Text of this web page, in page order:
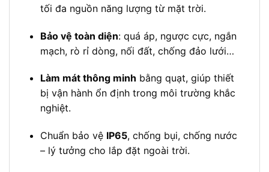
tối đa nguồn năng lượng từ mặt trời.
Bảo vệ toàn diện: quá áp, ngược cực, ngắn
mạch, rò rỉ dòng, nối đất, chống đảo lưới…
Làm mát thông minh bằng quạt, giúp thiết
bị vận hành ổn định trong môi trường khắc
nghiệt.
Chuẩn bảo vệ IP65, chống bụi, chống nước
– lý tưởng cho lắp đặt ngoài trời.